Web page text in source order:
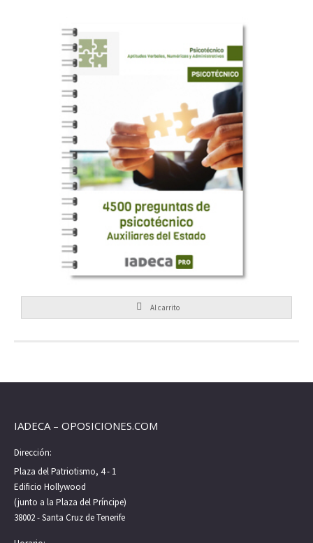
4500 preguntas de psicotécnico
24,95 €
Al carrito
IADECA – OPOSICIONES.COM
Dirección:
Plaza del Patriotismo, 4 - 1
Edificio Hollywood
(junto a la Plaza del Príncipe)
38002 - Santa Cruz de Tenerife